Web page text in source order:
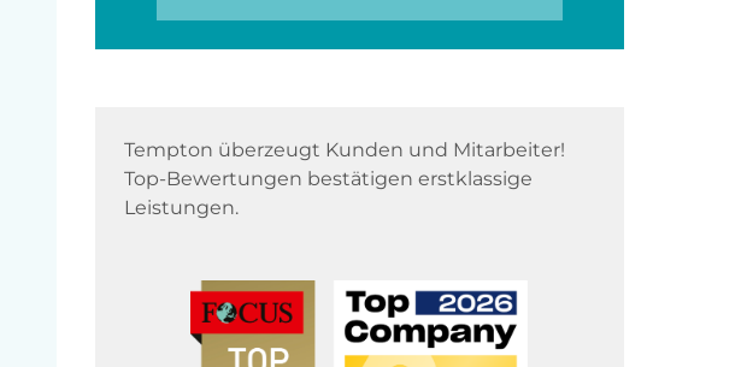
Tempton überzeugt Kunden und Mitarbeiter!
Top-Bewertungen bestätigen erstklassige
Leistungen.